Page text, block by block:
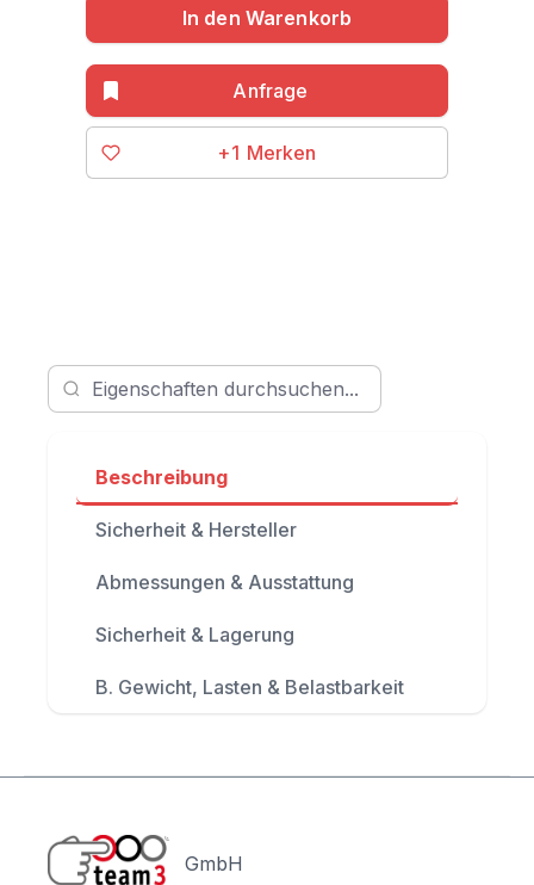
In den Warenkorb
+1
Beschreibung
Sicherheit & Hersteller
Abmessungen & Ausstattung
Sicherheit & Lagerung
B. Gewicht, Lasten & Belastbarkeit
GmbH